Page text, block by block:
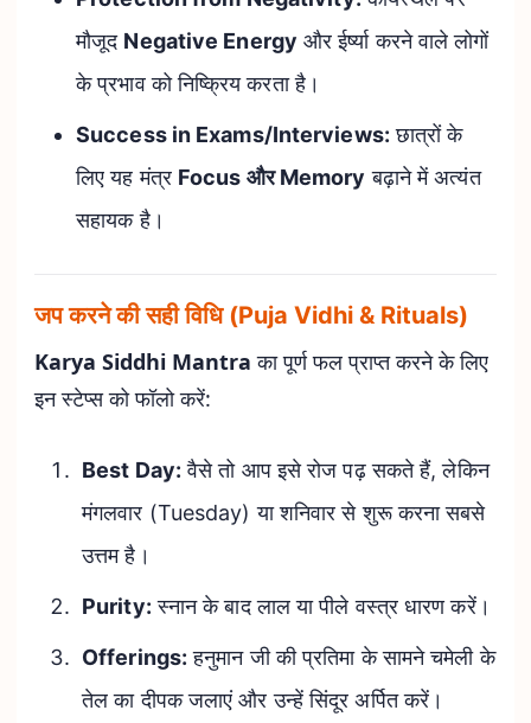
मौजूद Negative Energy और ईर्ष्या करने वाले लोगों
के प्रभाव को निष्क्रिय करता है।
Success in Exams/Interviews: छात्रों के
लिए यह मंत्र Focus और Memory बढ़ाने में अत्यंत
सहायक है।
जप करने की सही विधि (Puja Vidhi & Rituals)
Karya Siddhi Mantra का पूर्ण फल प्राप्त करने के लिए
इन स्टेप्स को फॉलो करें:
Best Day: वैसे तो आप इसे रोज पढ़ सकते हैं, लेकिन
मंगलवार (Tuesday) या शनिवार से शुरू करना सबसे
उत्तम है।
Purity: स्नान के बाद लाल या पीले वस्त्र धारण करें।
Offerings: हनुमान जी की प्रतिमा के सामने चमेली के
तेल का दीपक जलाएं और उन्हें सिंदूर अर्पित करें।